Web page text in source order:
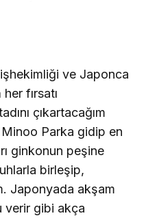
ve Japonca
fırsatı
çıkartacağım
Parka gidip en
ginkonun peşine
birleşip,
Japonyada akşam
verir gibi akça